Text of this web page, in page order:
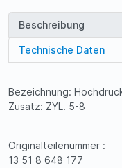
Beschreibung
Technische Daten
Bezeichnung:
Zusatz: ZYL. 5-8
Originalteilenummer :
13 51 8 648 177